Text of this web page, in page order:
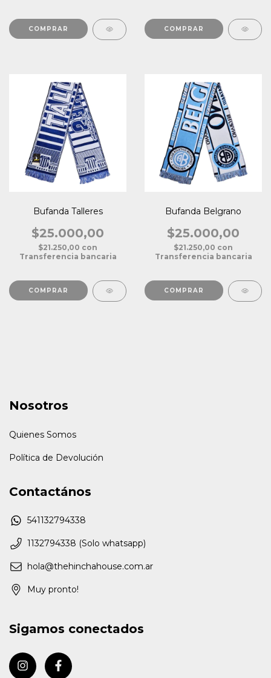
Bufanda Talleres
$25.000,00
$21.250,00 con
Transferencia bancaria
Bufanda Belgrano
$25.000,00
$21.250,00 con
Transferencia bancaria
Nosotros
Quienes Somos
Política de Devolución
Contactános
541132794338
1132794338 (Solo whatsapp)
hola@thehinchahouse.com.ar
Muy pronto!
Sigamos conectados